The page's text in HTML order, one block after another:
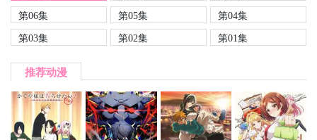
第06集
第05集
第04集
第03集
第02集 第01集
推荐动漫